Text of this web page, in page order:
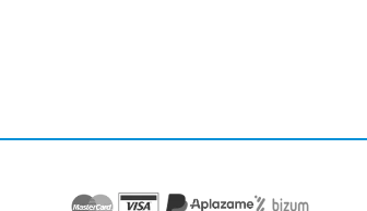
Localizar Tienda